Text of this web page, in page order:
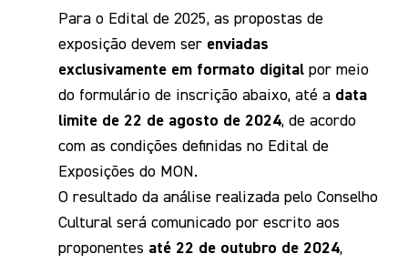
Para o Edital de 2025, as propostas de
exposição devem ser enviadas
exclusivamente em formato digital por meio
do formulário de inscrição abaixo, até a data
limite de 22 de agosto de 2024, de acordo
com as condições definidas no Edital de
Exposições do MON.
O resultado da análise realizada pelo Conselho
Cultural será comunicado por escrito aos
proponentes até 22 de outubro de 2024,